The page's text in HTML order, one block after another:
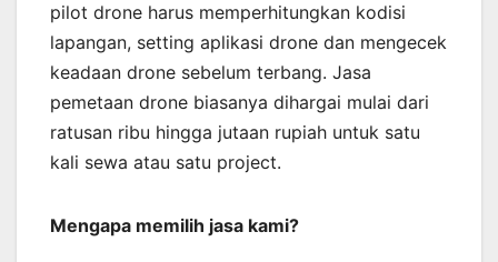
pilot drone harus memperhitungkan kodisi
lapangan, setting aplikasi drone dan mengecek
keadaan drone sebelum terbang. Jasa
pemetaan drone biasanya dihargai mulai dari
ratusan ribu hingga jutaan rupiah untuk satu
kali sewa atau satu project.
Mengapa memilih jasa kami?